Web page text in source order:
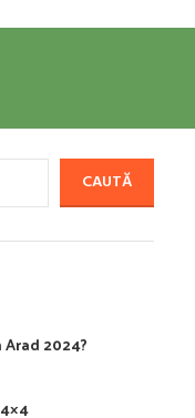
CAUTĂ
2024?